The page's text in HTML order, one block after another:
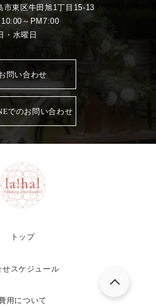
市東区牛田旭1丁目15-13
～PM7:00
・水曜日
問い合わせ
でのお問い合わせ
トップ
せスケジュール
用について